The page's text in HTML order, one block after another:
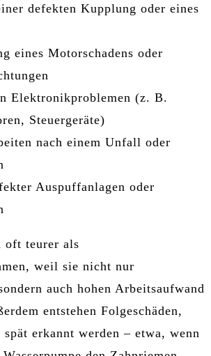
defekten Kupplung oder eines
eines Motorschadens oder
Elektronikproblemen (z. B.
Steuergeräte)
nach einem Unfall oder
Auspuffanlagen oder
oft teurer als
weil sie nicht nur
auch hohen Arbeitsaufwand
entstehen Folgeschäden,
erkannt werden – etwa, wenn